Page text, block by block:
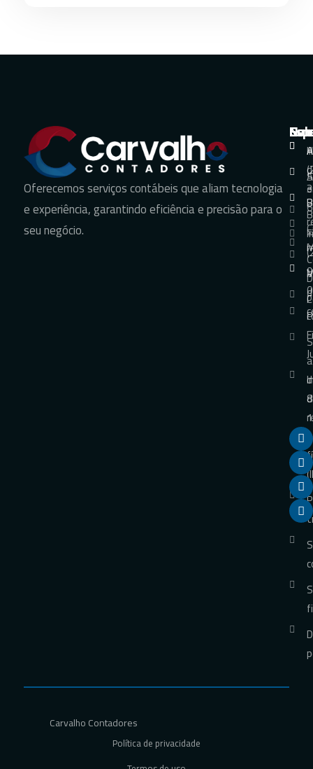
Oferecemos serviços contábeis que aliam tecnologia
e experiência, garantindo eficiência e precisão para o
seu negócio.
Carvalho Contadores
Política de privacidade